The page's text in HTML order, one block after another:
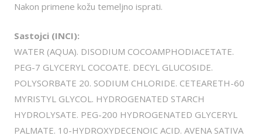
Nakon primene kožu temeljno isprati.
Sastojci (INCI):
WATER (AQUA). DISODIUM COCOAMPHODIACETATE.
PEG-7 GLYCERYL COCOATE. DECYL GLUCOSIDE.
POLYSORBATE 20. SODIUM CHLORIDE. CETEARETH-60
MYRISTYL GLYCOL. HYDROGENATED STARCH
HYDROLYSATE. PEG-200 HYDROGENATED GLYCERYL
PALMATE. 10-HYDROXYDECENOIC ACID. AVENA SATIVA